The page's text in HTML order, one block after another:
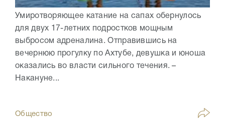
Умиротворяющее катание на сапах обернулось
для двух 17-летних подростков мощным
выбросом адреналина. Отправившись на
вечернюю прогулку по Ахтубе, девушка и юноша
оказались во власти сильного течения. –
Накануне...
Общество